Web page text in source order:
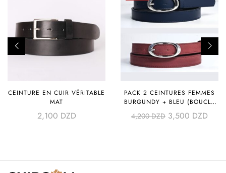
CEINTURE EN CUIR VÉRITABLE
MAT
2,100 DZD
PACK 2 CEINTURES FEMMES
BURGUNDY + BLEU (BOUCLE
ARGENTÉE)
4,200DZD 3,500 DZD